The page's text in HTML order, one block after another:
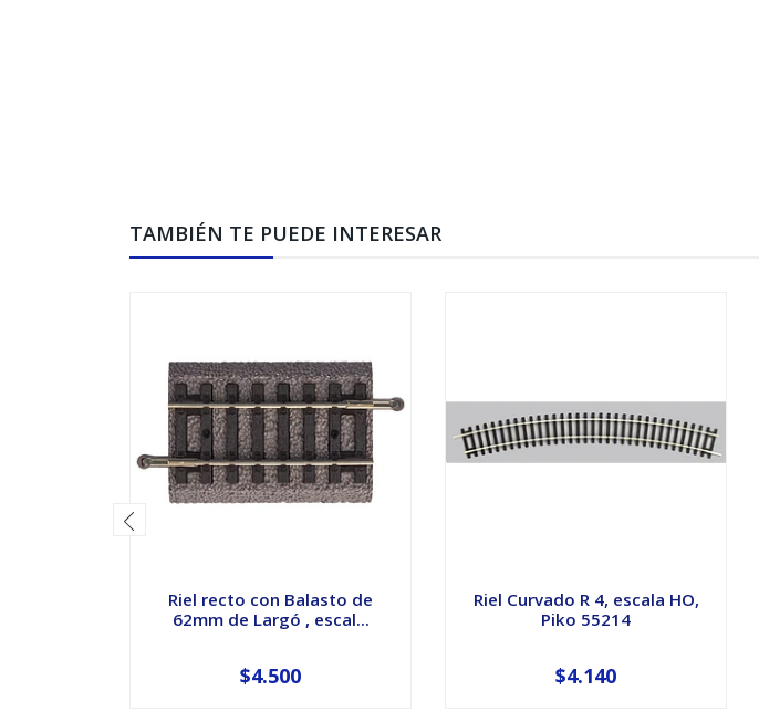
TAMBIÉN TE PUEDE INTERESAR
Riel recto con Balasto de
62mm de Largó , escal...
$4.500
Riel Curvado R 4, escala HO,
Piko 55214
$4.140